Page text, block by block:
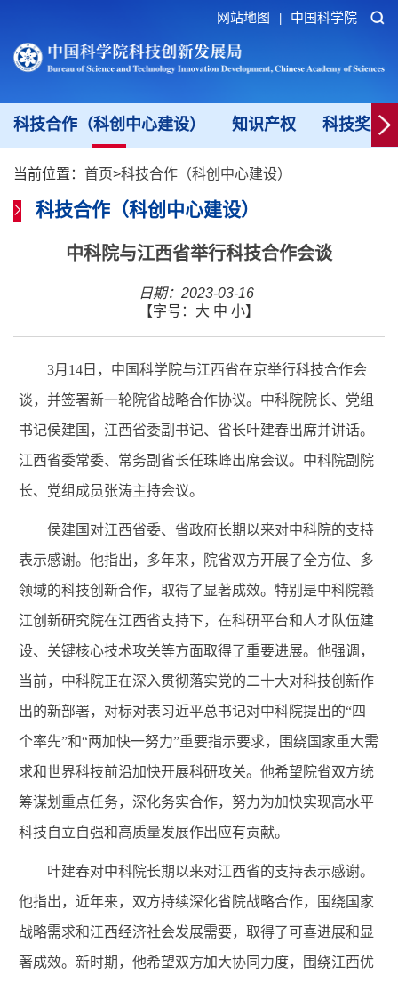
网站地图 中国科学院
科技合作（科创中心建设） 知识产权 科技奖励
当前位置： 首页>科技合作（科创中心建设）
科技合作（科创中心建设）
中科院与江西省举行科技合作会谈
日期：2023-03-16
【字号： 大 中 小】
3月14日，中国科学院与江西省在京举行科技合作会
谈，并签署新一轮院省战略合作协议。中科院院长、党组
书记侯建国，江西省委副书记、省长叶建春出席并讲话。
江西省委常委、常务副省长任珠峰出席会议。中科院副院
长、党组成员张涛主持会议。
侯建国对江西省委、省政府长期以来对中科院的支持
表示感谢。他指出，多年来，院省双方开展了全方位、多
领域的科技创新合作，取得了显著成效。特别是中科院赣
江创新研究院在江西省支持下，在科研平台和人才队伍建
设、关键核心技术攻关等方面取得了重要进展。他强调，
当前，中科院正在深入贯彻落实党的二十大对科技创新作
出的新部署，对标对表习近平总书记对中科院提出的“四
个率先”和“两加快一努力”重要指示要求，围绕国家重大需
求和世界科技前沿加快开展科研攻关。他希望院省双方统
筹谋划重点任务，深化务实合作，努力为加快实现高水平
科技自立自强和高质量发展作出应有贡献。
叶建春对中科院长期以来对江西省的支持表示感谢。
他指出，近年来，双方持续深化省院战略合作，围绕国家
战略需求和江西经济社会发展需要，取得了可喜进展和显
著成效。新时期，他希望双方加大协同力度，围绕江西优